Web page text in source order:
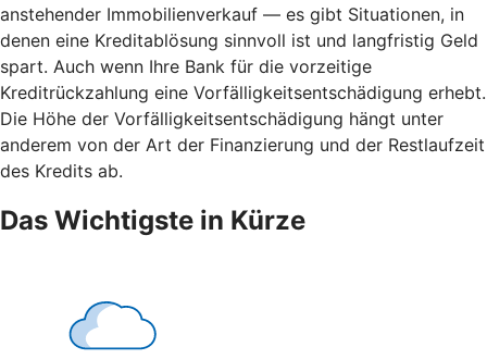
anstehender Immobilienverkauf — es gibt Situationen, in
denen eine Kreditablösung sinnvoll ist und langfristig Geld
spart. Auch wenn Ihre Bank für die vorzeitige
Kreditrückzahlung eine Vorfälligkeitsentschädigung erhebt.
Die Höhe der Vorfälligkeitsentschädigung hängt unter
anderem von der Art der Finanzierung und der Restlaufzeit
des Kredits ab.
Das Wichtigste in Kürze